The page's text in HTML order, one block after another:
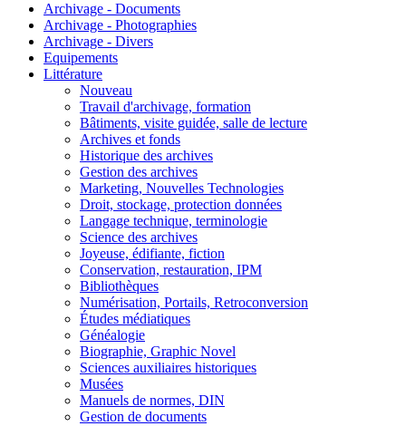
Archivage - Documents
Archivage - Photographies
Archivage - Divers
Equipements
Littérature
Nouveau
Travail d'archivage, formation
Bâtiments, visite guidée, salle de lecture
Archives et fonds
Historique des archives
Gestion des archives
Marketing, Nouvelles Technologies
Droit, stockage, protection données
Langage technique, terminologie
Science des archives
Joyeuse, édifiante, fiction
Conservation, restauration, IPM
Bibliothèques
Numérisation, Portails, Retroconversion
Études médiatiques
Généalogie
Biographie, Graphic Novel
Sciences auxiliaires historiques
Musées
Manuels de normes, DIN
Gestion de documents